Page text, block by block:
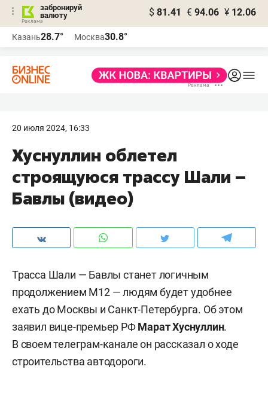
забронируй
валюту
$ 81.41 € 94.06 ¥ 12.06
Казань28.7° Москва30.8°
20 июля 2024, 16:33
Хуснуллин облетел
строящуюся трассу Шали –
Бавлы (видео)
Трасса Шали — Бавлы станет логичным
продолжением М12 — людям будет удобнее
ехать до Москвы и Санкт-Петербурга. Об этом
заявил вице-премьер РФМарат Хуснуллин.
В своем телеграм-канале он рассказал о ходе
строительства автодороги.